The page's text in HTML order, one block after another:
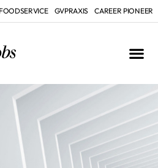
FOODSERVICE GVPRAXIS CAREER PIONEER